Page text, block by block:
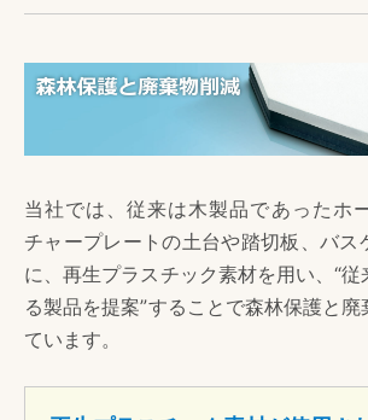
当社では、従来は木製品であったホ
チャープレートの土台や踏切板、バス
に、再生プラスチック素材を用い、“
る製品を提案”することで森林保護と
ています。